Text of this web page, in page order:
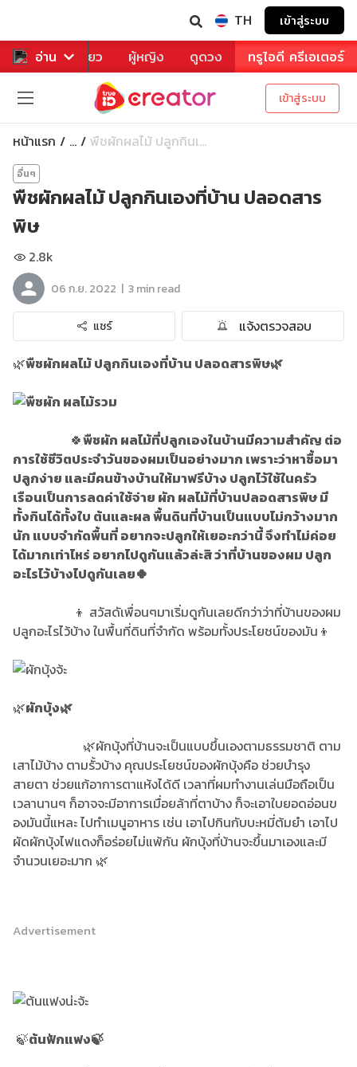
TH เข้าสู่ระบบ
อ่าน
หาร ท่องเที่ยว ผู้หญิง ดูดวง ทรูไอดี ครีเอเตอร์
เข้าสู่ระบบ
หน้าแรก ... พืชผักผลไม้ ปลูกกินเ...
อื่นๆ
พืชผักผลไม้ ปลูกกินเองที่บ้าน ปลอดสาร
พิษ
2.8k
06 ก.ย. 2022 | 3 min read
แชร์
แจ้งตรวจสอบ
🌿พืชผักผลไม้ ปลูกกินเองที่บ้าน ปลอดสารพิษ🌿
🍀พืชผัก ผลไม้ที่ปลูกเองในบ้านมีความสำคัญ ต่อ
การใช้ชีวิตประจำวันของผมเป็นอย่างมาก เพราะว่าหาซื้อมา
ปลูกง่าย และมีคนข้างบ้านให้มาฟรีบ้าง ปลูกไว้ใช้ในครัว
เรือนเป็นการลดค่าใช้จ่าย ผัก ผลไม้ที่บ้านปลอดสารพิษ มี
ทั้งกินได้ทั้งใบ ต้นและผล พื้นดินที่บ้านเป็นแบบไม่กว้างมาก
นัก แบบจำกัดพื้นที่ อยากจะปลูกให้เยอะกว่านี้ จึงทำไม่ค่อย
ได้มากเท่าไหร่ อยากไปดูกันแล้วล่ะสิ ว่าที่บ้านของผม ปลูก
อะไรไว้บ้างไปดูกันเลย🍀
👦 สวัสดัเพื่อนๆมาเริ่มดูกันเลยดีกว่าว่าที่บ้านของผม
ปลูกอะไรไว้บ้าง ในพื้นที่ดินที่จำกัด พร้อมทั้งประโยชน์ของมัน👦
🌿ผักบุ้ง🌿
🌿ผักบุ้งที่บ้านจะเป็นแบบขึ้นเองตามธรรมชาติ ตาม
เสาไม้บ้าง ตามรั้วบ้าง คุณประโยชน์ของผักบุ้งคือ ช่วยบำรุง
สายตา ช่วยแก้อาการตาแห้งได้ดี เวลาที่ผมทำงานเล่นมือถือเป็น
เวลานานๆ ก็อาจจะมีอาการเมื่อยล้าที่ตาบ้าง ก็จะเอาใบยอดอ่อนข
องมันนี้แหละ ไปทำเมนูอาหาร เช่น เอาไปกินกับบะหมี่ต้มยำ เอาไป
ผัดผักบุ้งไฟแดงก็อร่อยไม่แพ้กัน ผักบุ้งที่บ้านจะขึ้นมาเองและมี
จำนวนเยอะมาก 🌿
Advertisement
🍃ต้นฟักแฟง🍃